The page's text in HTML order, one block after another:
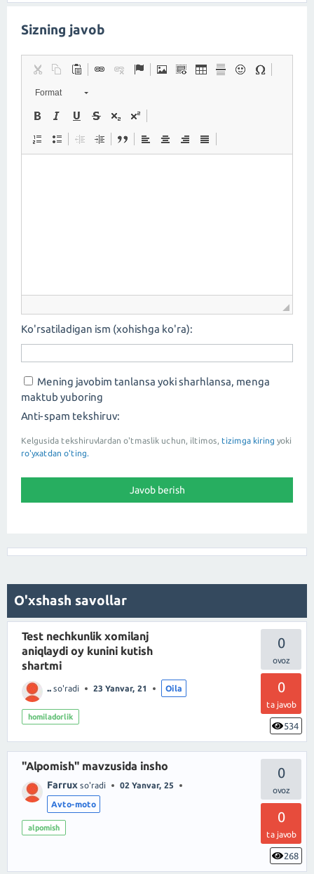
Sizning javob
Format
Ko'rsatiladigan ism (xohishga ko'ra):
Mening javobim tanlansa yoki sharhlansa, menga
maktub yuboring
Anti-spam tekshiruv:
Kelgusida tekshiruvlardan o'tmaslik uchun, iltimos, tizimga kiring yoki
ro'yxatdan o'ting.
O'xshash savollar
0
0
ta javob
534
Test nechkunlik xomilanj
aniqlaydi oy kunini kutish
shartmi
.. so'radi 23 Yanvar, 21 Oila
homiladorlik
0
0
ta javob
268
"Alpomish" mavzusida insho
Farrux so'radi 02 Yanvar, 25
Avto-moto
alpomish